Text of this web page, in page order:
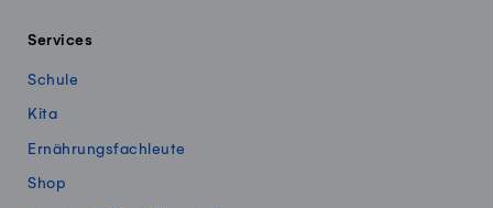
Services
Schule
Kita
Ernährungsfachleute
Shop